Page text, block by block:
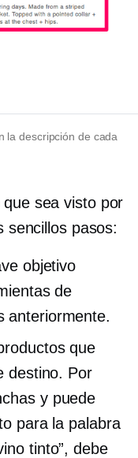
la descripción de cada
sea visto por
sencillos pasos:
objetivo
de
anteriormente.
que
destino. Por
y puede
para la palabra
tinto”, debe